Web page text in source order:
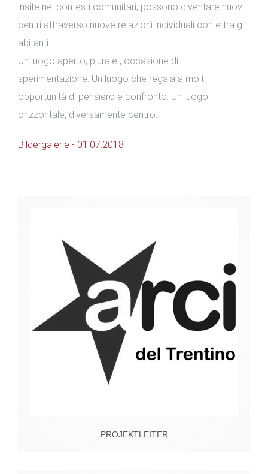
insite nei contesti comunitari, possono diventare nuovi
centri attraverso nuove relazioni individuali con e tra gli
abitanti.
Un luogo aperto, plurale , occasione di
sperimentazione. Un luogo che regala a molti
opportunità di pensiero e confronto. Un luogo
orizzontale, diversamente centro.
Bildergalerie - 01.07.2018
PROJEKTLEITER